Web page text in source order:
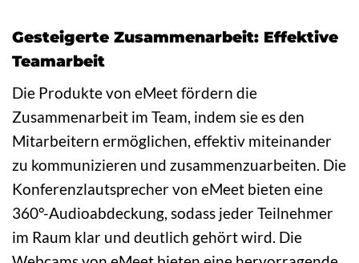
Gesteigerte Zusammenarbeit: Effektive
Teamarbeit
Die Produkte von eMeet fördern die
Zusammenarbeit im Team, indem sie es den
Mitarbeitern ermöglichen, effektiv miteinander
zu kommunizieren und zusammenzuarbeiten. Die
Konferenzlautsprecher von eMeet bieten eine
360°-Audioabdeckung, sodass jeder Teilnehmer
im Raum klar und deutlich gehört wird. Die